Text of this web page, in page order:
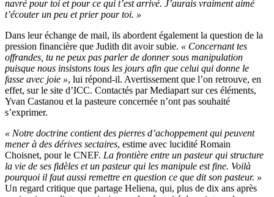
navré pour toi et pour ce qui t’est arrivé. J’aurais vraiment aimé
t’écouter un peu et prier pour toi. »
Dans leur échange de mail, ils abordent également la question de la
pression financière que Judith dit avoir subie. « Concernant tes
offrandes, tu ne peux pas parler de donner sous manipulation
puisque nous insistons tous les jours afin que celui qui donne le
fasse avec joie », lui répond-il. Avertissement que l’on retrouve, en
effet, sur le site d’ICC. Contactés par Mediapart sur ces éléments,
Yvan Castanou et la pasteure concernée n’ont pas souhaité
s’exprimer.
« Notre doctrine contient des pierres d’achoppement qui peuvent
mener à des dérives sectaires, estime avec lucidité Romain
Choisnet, pour le CNEF. La frontière entre un pasteur qui structure
la vie de ses fidèles et un pasteur qui les manipule est fine. Voilà
pourquoi il faut aussi remettre en question ce que dit son pasteur. »
Un regard critique que partage Heliena, qui, plus de dix ans après